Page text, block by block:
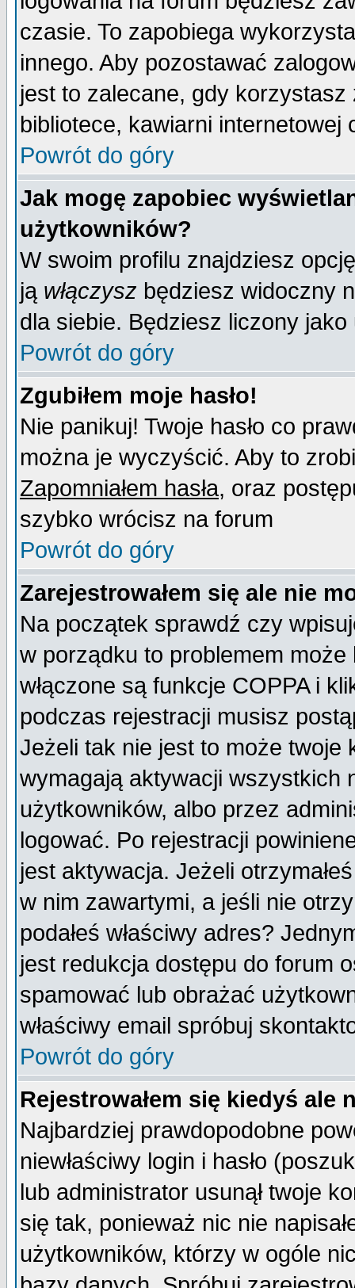
czasie. To zapobiega
innego. Aby pozostawać
jest to zalecane, gdy
bibliotece, kawiarni internetowej
Powrót do góry
Jak mogę zapobiec
użytkowników?
W swoim profilu znajdziesz
ją włączysz będziesz widoczny
dla siebie. Będziesz liczony
Powrót do góry
Zgubiłem moje hasło!
Nie panikuj! Twoje hasło co
można je wyczyścić. Aby to
Zapomniałem hasła, oraz
szybko wrócisz na forum
Powrót do góry
Zarejestrowałem się ale nie
Na początek sprawdź czy
w porządku to problemem
włączone są funkcje COPPA i
podczas rejestracji musisz
Jeżeli tak nie jest to może twoje
wymagają aktywacji wszystkich
użytkowników, albo przez
logować. Po rejestracji
jest aktywacja. Jeżeli
w nim zawartymi, a jeśli nie
podałeś właściwy adres?
jest redukcja dostępu do forum
spamować lub obrażać
właściwy email spróbuj
Powrót do góry
Rejestrowałem się kiedyś ale
Najbardziej prawdopodobne
niewłaściwy login i hasło
lub administrator usunął twoje
się tak, ponieważ nic nie
użytkowników, którzy w ogóle